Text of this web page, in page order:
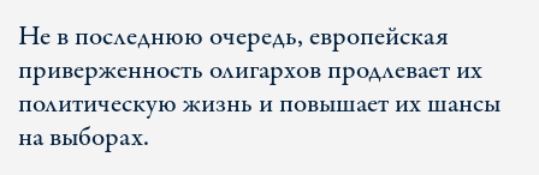
Не в последнюю очередь, европейская
приверженность олигархов продлевает их
политическую жизнь и повышает их шансы
на выборах.